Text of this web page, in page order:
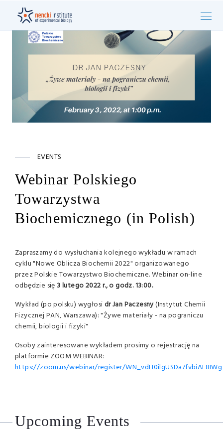
EVENTS
Webinar Polskiego
Towarzystwa
Biochemicznego (in Polish)
Zapraszamy do wysłuchania kolejnego wykładu w ramach
cyklu "Nowe Oblicza Biochemii 2022" organizowanego
przez Polskie Towarzystwo Biochemiczne. Webinar on-line
odbędzie się 3 lutego 2022 r., o godz. 13:00.
Wykład (po polsku) wygłosi dr Jan Paczesny(Instytut Chemii
Fizycznej PAN, Warszawa): "Żywe materiały - na pograniczu
chemii, biologii i fizyki"
Osoby zainteresowane wykładem prosimy o rejestrację na
platformie ZOOM WEBINAR:
https://zoom.us/webinar/register/WN_vdH0ilgUSDa7fvbiAL8IWg
Upcoming Events